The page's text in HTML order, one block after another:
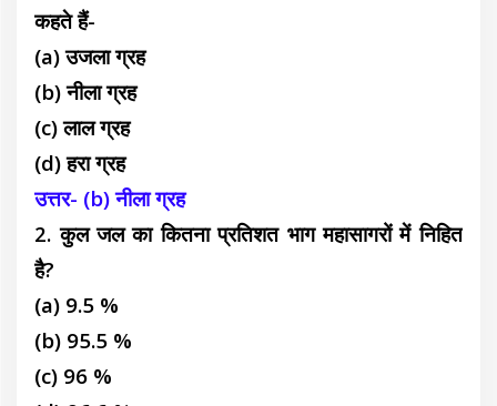
कहते हैं-
(a) उजला ग्रह
(b) नीला ग्रह
(c) लाल ग्रह
(d) हरा ग्रह
उत्तर- (b) नीला ग्रह
2. कुल जल का कितना प्रतिशत भाग महासागरों में निहित
है?
(a) 9.5 %
(b) 95.5 %
(c) 96 %